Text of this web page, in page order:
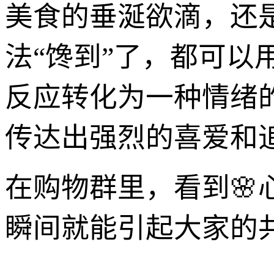
美食的垂涎欲滴，还
法“馋到”了，都可以
反应转化为一种情绪
传达出强烈的喜爱和
在购物群里，看到🌸
瞬间就能引起大家的